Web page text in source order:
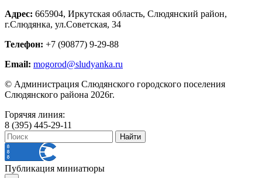
Адрес: 665904, Иркутская область, Слюдянский район,
г.Слюдянка, ул.Советская, 34
Телефон: +7 (90877) 9-29-88
Email: mogorod@sludyanka.ru
© Администрация Слюдянского городского поселения
Слюдянского района 2026г.
Горячяя линия:
8 (395) 445-29-11
Публикация миниатюры